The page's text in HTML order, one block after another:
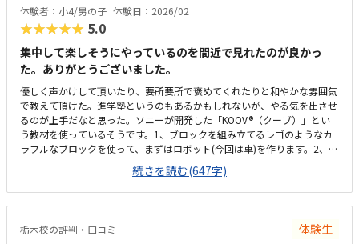
体験者：小4/男の子 体験日：2026/02
★★★★★ 5.0
集中して楽しそうにやっているのを間近で見れたのが良かっ
た。ありがとうございました。
優しく声かけして頂いたり、要所要所で褒めてくれたりと和やかな雰囲気
で教えて頂けた。進学塾というのもあるかもしれないが、やる気を出させ
るのが上手だなと思った。ソニーが開発した「KOOV®（クーブ）」とい
う教材を使っているそうです。​1、ブロックを組み立てるレゴのようなカ
ラフルなブロックを使って、まずはロボット(今回は車)を作ります。2、
電子パーツを組み合わせるスイッチ、​モーター、光センサー、ブザーなど
のパーツをブロックに組み込みます。3、プログラミング​専用のアプリを
使って、iPadで命令（プログラム）を書きます。iPadではなくノートPC
なら、なお良かったと思います。時間帯にもよるとは思いますが、マクド
ナルドと同じ駐車場を使うので混む場合と空いてる場合があると思いま
す。土曜や祝日だと駐車場が混むかもしれません。受験生らとは少し離れ
続きを読む(647字)
栃木校の評判・口コミ 体験生